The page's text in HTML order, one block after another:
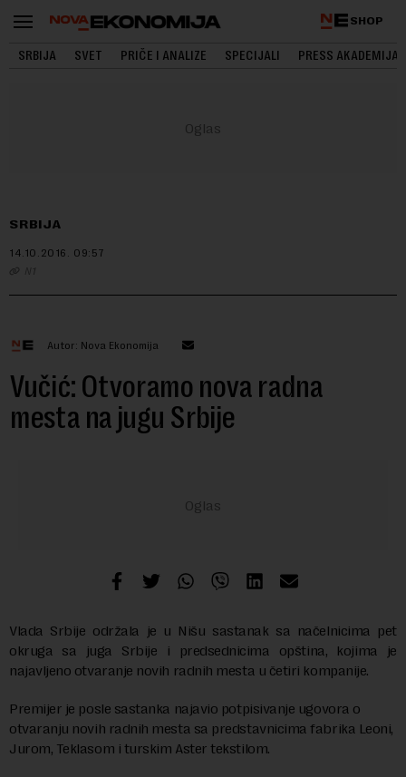
SHOP
SRBIJA SVET PRIČE I ANALIZE SPECIJALI PRESS AKADEMIJA
SRBIJA
14.10.2016. 09:57
N1
Autor: Nova Ekonomija
Vučić: Otvoramo nova radna
mesta na jugu Srbije
Vlada Srbije održala je u Nišu sastanak sa načelnicima pet
okruga sa juga Srbije i predsednicima opština, kojima je
najavljeno otvaranje novih radnih mesta u četiri kompanije.
Premijer je posle sastanka najavio potpisivanje ugovora o
otvaranju novih radnih mesta sa predstavnicima fabrika Leoni,
Jurom, Teklasom i turskim Aster tekstilom.